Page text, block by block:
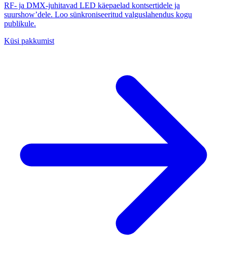
RF- ja DMX-juhitavad LED käepaelad kontsertidele ja
suurshow’dele. Loo sünkroniseeritud valguslahendus kogu
publikule.
Küsi pakkumist